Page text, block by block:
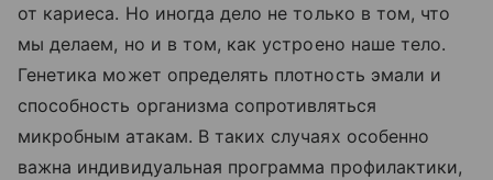
от кариеса. Но иногда дело не только в том, что
мы делаем, но и в том, как устроено наше тело.
Генетика может определять плотность эмали и
способность организма сопротивляться
микробным атакам. В таких случаях особенно
важна индивидуальная программа профилактики,